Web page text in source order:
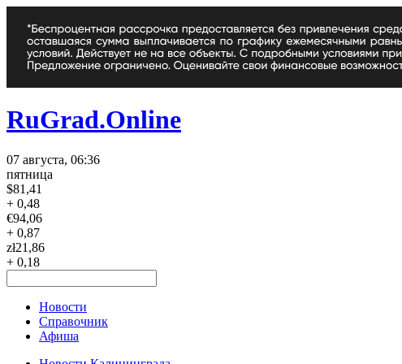
RuGrad.Online
07 августа, 06:36
пятница
$81,41
+ 0,48
€94,06
+ 0,87
zł21,86
+ 0,18
Новости
Справочник
Афиша